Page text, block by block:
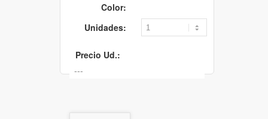
Color:
Unidades:
Precio Ud.: